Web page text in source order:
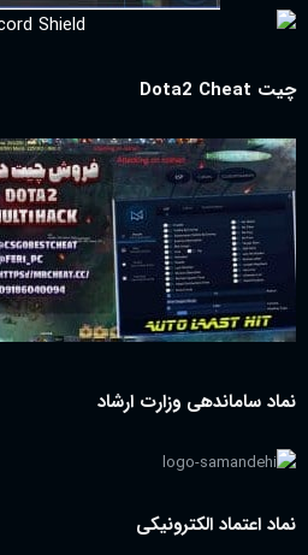
چیت Dota2 Cheat
نماد ساماندهی وزارت ارشاد
نماد اعتماد الکترونیکی